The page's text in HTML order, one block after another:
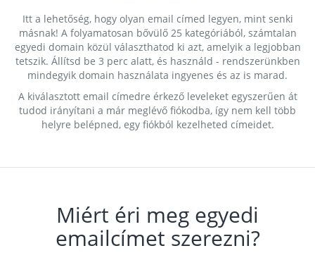
Itt a lehetőség, hogy olyan email címed legyen, mint senki
másnak! A folyamatosan bővülő 25 kategóriából, számtalan
egyedi domain közül választhatod ki azt, amelyik a legjobban
tetszik. Állítsd be 3 perc alatt, és használd - rendszerünkben
mindegyik domain használata ingyenes és az is marad.
A kiválasztott email címedre érkező leveleket egyszerűen át
tudod irányítani a már meglévő fiókodba, így nem kell több
helyre belépned, egy fiókból kezelheted címeidet.
Miért éri meg egyedi
emailcímet szerezni?